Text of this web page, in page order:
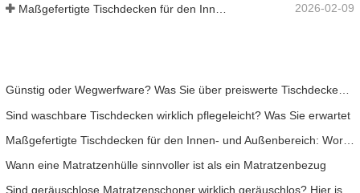
2026-02-09
Günstig oder Wegwerfware? Was Sie über preiswerte Tischdecken wissen sollten
Sind waschbare Tischdecken wirklich pflegeleicht? Was Sie erwartet
Wann eine Matratzenhülle sinnvoller ist als ein Matratzenbezug
Sind geräuschlose Matratzenschoner wirklich geräuschlos? Hier ist die Wahrheit.